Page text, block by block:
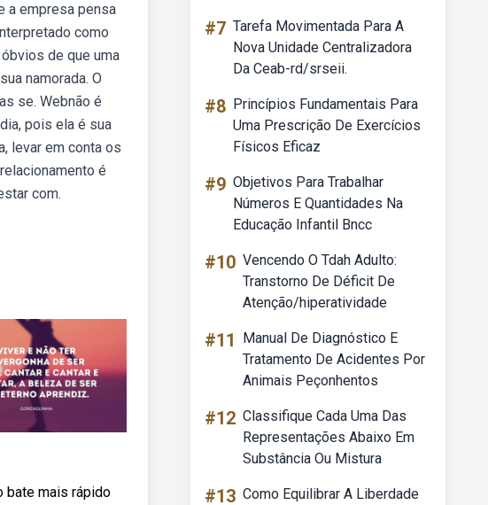
a empresa pensa
como
de que uma
namorada. O
se. Webnão é
pois ela é sua
levar em conta os
é
com.
bate mais rápido
#7 Tarefa Movimentada Para A
Nova Unidade Centralizadora
Da Ceab-rd/srseii.
#8 Princípios Fundamentais Para
Uma Prescrição De Exercícios
Físicos Eficaz
#9 Objetivos Para Trabalhar
Números E Quantidades Na
Educação Infantil Bncc
#10 Vencendo O Tdah Adulto:
Transtorno De Déficit De
Atenção/hiperatividade
#11
Manual De Diagnóstico E
Tratamento De Acidentes Por
Animais Peçonhentos
#12 Classifique Cada Uma Das
Representações Abaixo Em
Substância Ou Mistura
#13 Como Equilibrar A Liberdade